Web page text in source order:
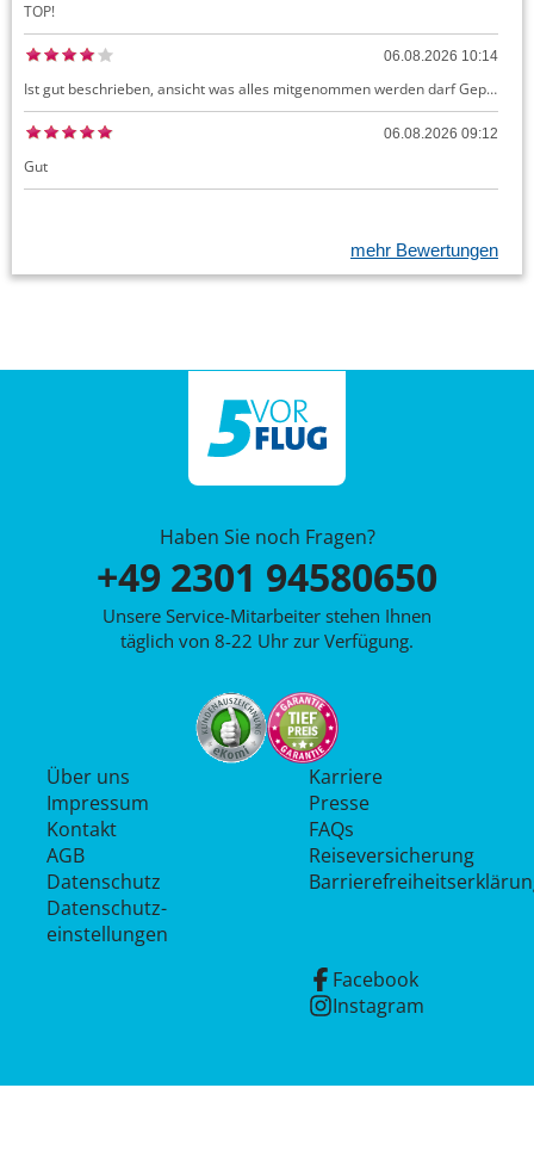
TOP!
06.08.2026 10:14
Ist gut beschrieben, ansicht was alles mitgenommen werden darf Gepäck dürfte auch kostenloses Handgepäck umfassen, ansonsten sehr easy zu machen
06.08.2026 09:12
Gut
mehr Bewertungen
Haben Sie noch Fragen?
+49 2301 94580650
Unsere Service-Mitarbeiter stehen Ihnen
täglich von 8-22 Uhr zur Verfügung.
Über uns
Impressum
Kontakt
AGB
Datenschutz
Datenschutz­
einstellungen
Karriere
Presse
FAQs
Reiseversicherung
Facebook
Instagram